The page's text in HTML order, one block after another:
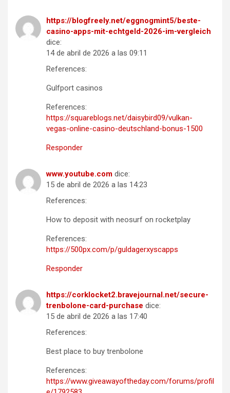
https://blogfreely.net/eggnogmint5/beste-
casino-apps-mit-echtgeld-2026-im-vergleich
dice:
14 de abril de 2026 a las 09:11
References:
Gulfport casinos
References:
https://squareblogs.net/daisybird09/vulkan-
vegas-online-casino-deutschland-bonus-1500
Responder
www.youtube.com dice:
15 de abril de 2026 a las 14:23
References:
How to deposit with neosurf on rocketplay
References:
https://500px.com/p/guldagerxyscapps
Responder
https://corklocket2.bravejournal.net/secure-
trenbolone-card-purchase dice:
15 de abril de 2026 a las 17:40
References:
Best place to buy trenbolone
References:
https://www.giveawayoftheday.com/forums/profil